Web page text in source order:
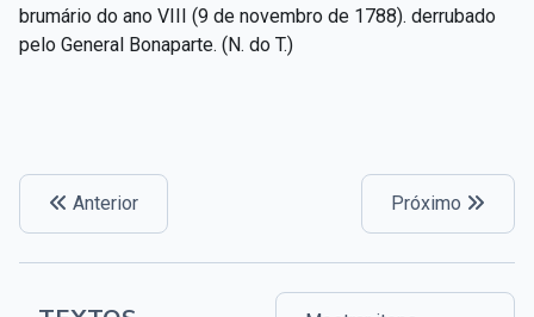
brumário do ano VIII (9 de novembro de 1788). derrubado
pelo General Bonaparte. (N. do T.)
Anterior Próximo